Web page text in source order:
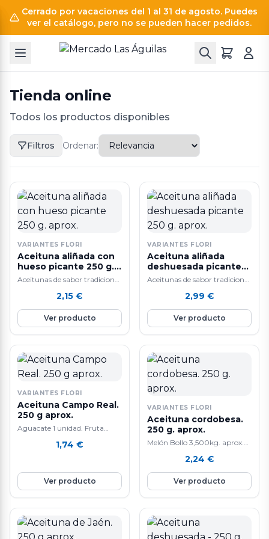
Cerrado por vacaciones del 1 al 31 de agosto. Puedes
ver el catálogo, pero no se pueden hacer pedidos.
Tienda online
Todos los productos disponibles
Filtros Ordenar:
VARIANTES FLORI
Aceituna aliñada con
hueso picante 250 g.
aprox.
Aceitunas de sabor tradicional
2,15 €
Ver producto
VARIANTES FLORI
Aceituna aliñada
deshuesada picante
250 g. aprox.
Aceitunas de sabor tradicional
2,99 €
Ver producto
VARIANTES FLORI
Aceituna Campo Real.
250 g aprox.
Aguacate 1 unidad. Fruta
aguacate lo convierte en un
tiene cada día mas seguidores.
Las propiedades son múltiples:
lo mas curioso
aguacate es que siendo una
fruta fresca su principal
componente no son los
1,74 €
Ver producto
VARIANTES FLORI
Aceituna cordobesa.
250 g. aprox.
Melón Bollo 3,500kg. aprox.
gracias a que contiene mucho
colágeno. También ayuda a la
perdida de peso y a cicatrizar
heridas. Ademas, mejora la
salud del corazón y del
sistema digestivo por su alto
2,24 €
Ver producto